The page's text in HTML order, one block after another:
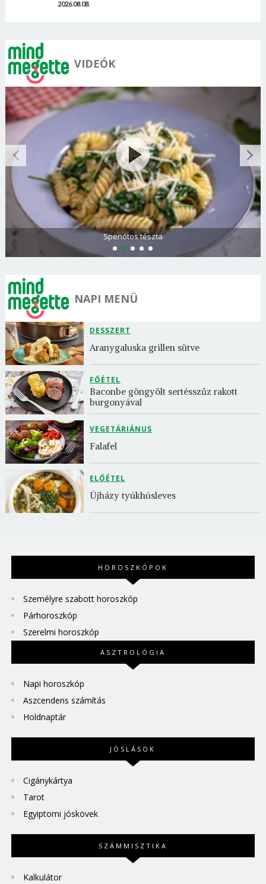
2026.08.08.
VIDEÓK
Görögdinnye-limonádé
NAPI MENÜ
DESSZERT
Aranygaluska grillen sütve
FŐÉTEL
Baconbe göngyölt sertésszűz rakott
burgonyával
VEGETÁRIÁNUS
Falafel
ELŐÉTEL
Újházy tyúkhúsleves
HOROSZKÓPOK
Személyre szabott horoszkóp
Párhoroszkóp
Szerelmi horoszkóp
ASZTROLÓGIA
Napi horoszkóp
Aszcendens számítás
Holdnaptár
JÓSLÁSOK
Cigánykártya
Tarot
Egyiptomi jóskövek
SZÁMMISZTIKA
Kalkulátor